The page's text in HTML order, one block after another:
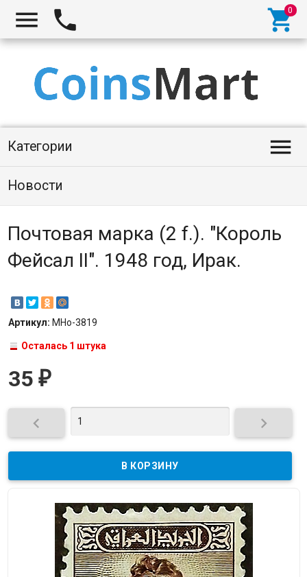
  
Категории 
Новости
Почтовая марка (2 f.). "Король
Фейсал II". 1948 год, Ирак.
Артикул: МНо-3819
Осталась 1 штука
35 ₽
 